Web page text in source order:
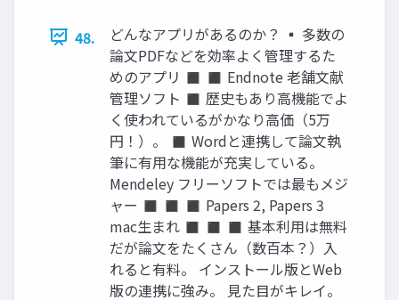
48.
どんなアプリがあるのか？ ▪ 多数の
論文PDFなどを効率よく管理するた
めのアプリ ◼ ◼ Endnote 老舗文献
管理ソフト ◼ 歴史もあり高機能でよ
く使われているがかなり高価（5万
円！）。 ◼ Wordと連携して論文執
筆に有用な機能が充実している。
Mendeley フリーソフトでは最もメジ
ャー ◼ ◼ ◼ Papers 2, Papers 3
mac生まれ ◼ ◼ ◼ 基本利用は無料
だが論文をたくさん（数百本？）入
れると有料。 インストール版とWeb
版の連携に強み。 見た目がキレイ。